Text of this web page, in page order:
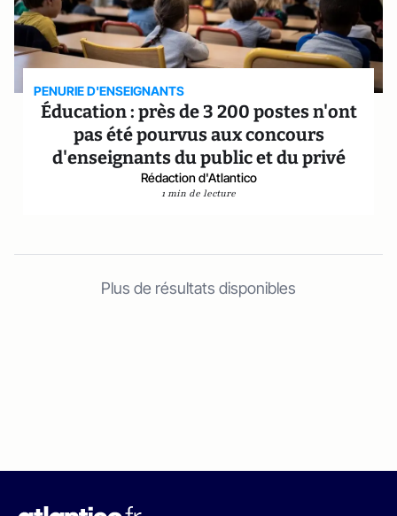
PENURIE D'ENSEIGNANTS
Éducation : près de 3 200 postes n'ont
pas été pourvus aux concours
d'enseignants du public et du privé
Rédaction d'Atlantico
1 min de lecture
Plus de résultats disponibles